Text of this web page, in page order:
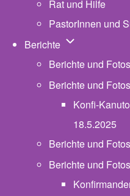
Rat und Hilfe
PastorInnen und
Berichte
Berichte und
Berichte und
Konfi-
18.5.2025
Berichte und
Berichte und